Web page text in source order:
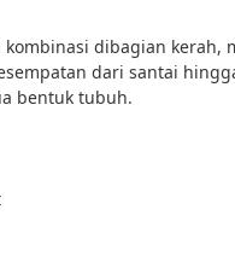
dibagian
dari santai
bentuk tubuh.